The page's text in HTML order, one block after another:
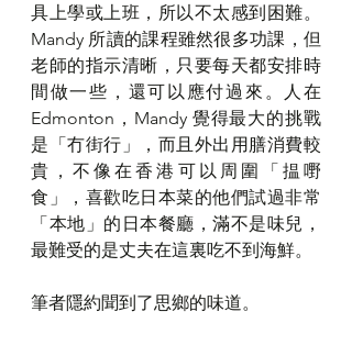
具上學或上班，所以不太感到困難。
Mandy 所讀的課程雖然很多功課，但
老師的指示清晰，只要每天都安排時
間做一些，還可以應付過來。人在
Edmonton，Mandy 覺得最大的挑戰
是「冇街行」，而且外出用膳消費較
貴，不像在香港可以周圍「揾嘢
食」，喜歡吃日本菜的他們試過非常
「本地」的日本餐廳，滿不是味兒，
最難受的是丈夫在這裏吃不到海鮮。
筆者隱約聞到了思鄉的味道。